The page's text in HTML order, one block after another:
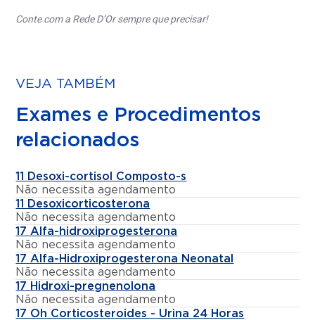
Conte com a Rede D’Or sempre que precisar!
VEJA TAMBÉM
Exames e Procedimentos
relacionados
11 Desoxi-cortisol Composto-s
Não necessita agendamento
11 Desoxicorticosterona
Não necessita agendamento
17 Alfa-hidroxiprogesterona
Não necessita agendamento
17 Alfa-Hidroxiprogesterona Neonatal
Não necessita agendamento
17 Hidroxi-pregnenolona
Não necessita agendamento
17 Oh Corticosteroides - Urina 24 Horas